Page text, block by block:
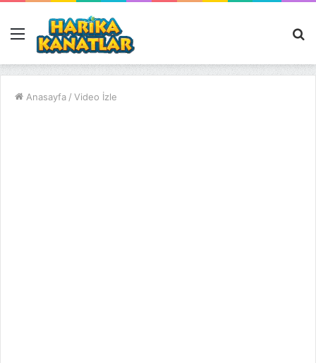
Menü
...
Anasayfa / Video İzle